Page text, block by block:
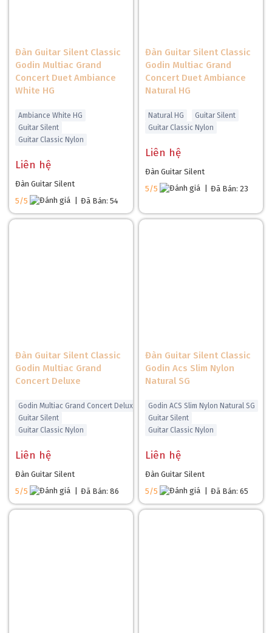
Đàn Guitar Silent Classic
Godin Multiac Grand
Concert Duet Ambiance
White HG
Ambiance White HG
Guitar Silent
Guitar Classic Nylon
Liên hệ
Đàn Guitar Silent
5/5
Đã Bán: 54
Đàn Guitar Silent Classic
Godin Multiac Grand
Concert Duet Ambiance
Natural HG
Natural HG
Guitar Silent
Guitar Classic Nylon
Liên hệ
Đàn Guitar Silent
5/5
Đã Bán: 23
Đàn Guitar Silent Classic
Godin Multiac Grand
Concert Deluxe
Godin Multiac Grand Concert Deluxe
Guitar Silent
Guitar Classic Nylon
Liên hệ
Đàn Guitar Silent
5/5
Đã Bán: 86
Đàn Guitar Silent Classic
Godin Acs Slim Nylon
Natural SG
Godin ACS Slim Nylon Natural SG
Guitar Silent
Guitar Classic Nylon
Liên hệ
Đàn Guitar Silent
5/5
Đã Bán: 65